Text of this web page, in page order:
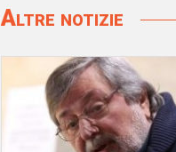
Altre notizie